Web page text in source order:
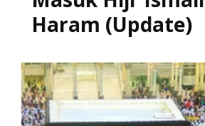
Haram (Update)